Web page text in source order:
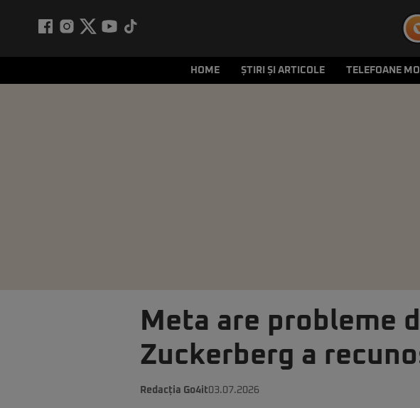
HOME ȘTIRI ȘI ARTICOLE TELEFOANE
Meta are probleme
Zuckerberg a
Redacția Go4it03.07.2026